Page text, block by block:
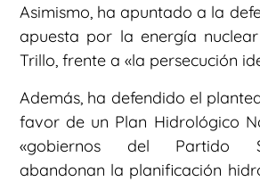
Asimismo, ha apuntado a la
apuesta por la energía
Trillo, frente a «la persecución
Además, ha defendido el
favor de un Plan Hidrológico
«gobiernos del Partido
abandonan la planificación